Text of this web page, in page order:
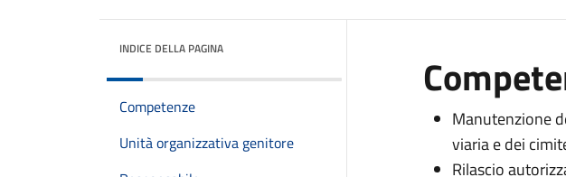
INDICE DELLA PAGINA
Competenze
Unità organizzativa genitore
Manutenzione
viaria e dei
Rilascio